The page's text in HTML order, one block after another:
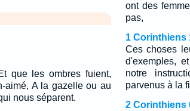
que les ombres fuient,
aimé, A la gazelle ou au
nous séparent.
ont des
pas,
1 Corinthiens
Ces choses
d'exemples,
notre
parvenus à la
2 Corinthiens